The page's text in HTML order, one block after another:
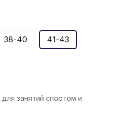
38-40 41-43
для занятий спортом и